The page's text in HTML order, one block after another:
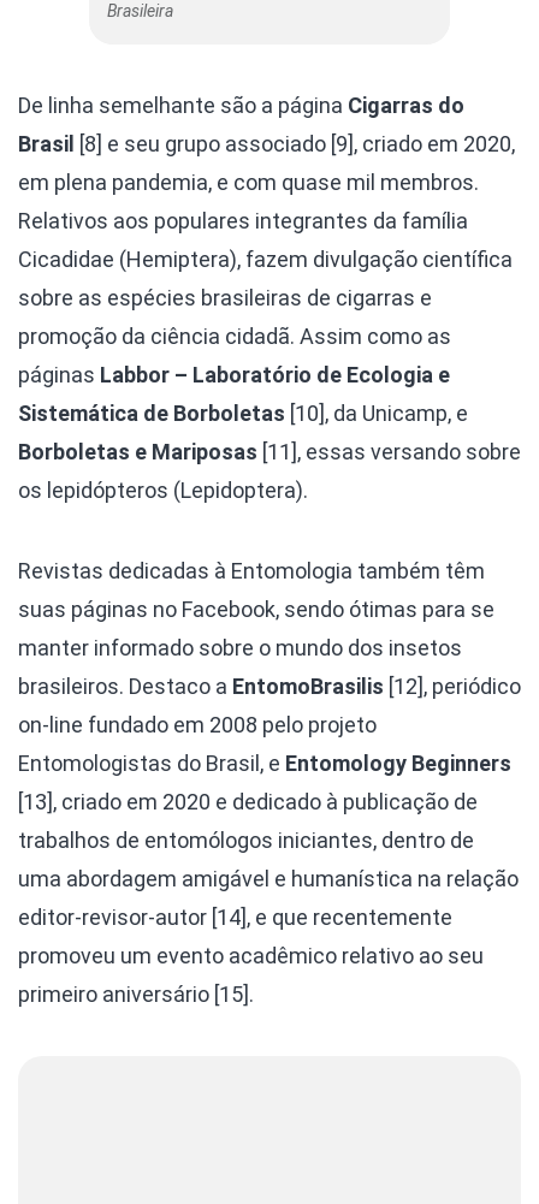
Brasileira
De linha semelhante são a página Cigarras do
Brasil [8] e seu grupo associado [9], criado em 2020,
em plena pandemia, e com quase mil membros.
Relativos aos populares integrantes da família
Cicadidae (Hemiptera), fazem divulgação científica
sobre as espécies brasileiras de cigarras e
promoção da ciência cidadã. Assim como as
páginas Labbor – Laboratório de Ecologia e
Sistemática de Borboletas [10], da Unicamp, e
Borboletas e Mariposas [11], essas versando sobre
os lepidópteros (Lepidoptera).
Revistas dedicadas à Entomologia também têm
suas páginas no Facebook, sendo ótimas para se
manter informado sobre o mundo dos insetos
brasileiros. Destaco a EntomoBrasilis [12], periódico
on-line fundado em 2008 pelo projeto
Entomologistas do Brasil, e Entomology Beginners
[13], criado em 2020 e dedicado à publicação de
trabalhos de entomólogos iniciantes, dentro de
uma abordagem amigável e humanística na relação
editor-revisor-autor [14], e que recentemente
promoveu um evento acadêmico relativo ao seu
primeiro aniversário [15].